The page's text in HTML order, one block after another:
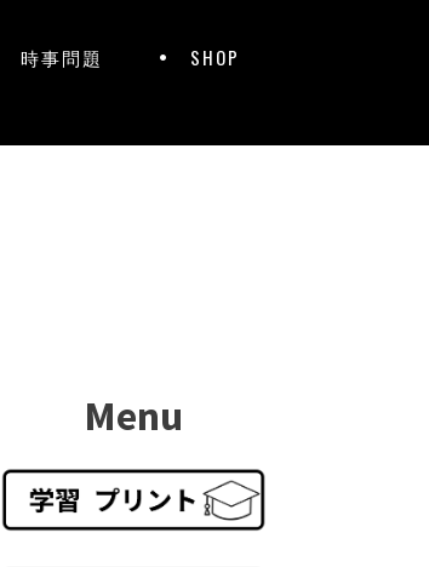
時事問題
SHOP
Menu